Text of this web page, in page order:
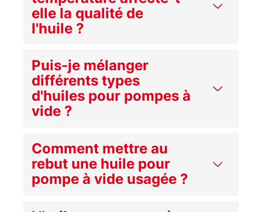
elle la qualité de
l'huile ?
Puis-je mélanger
différents types
d'huiles pour pompes à
vide ?
Comment mettre au
rebut une huile pour
pompe à vide usagée ?